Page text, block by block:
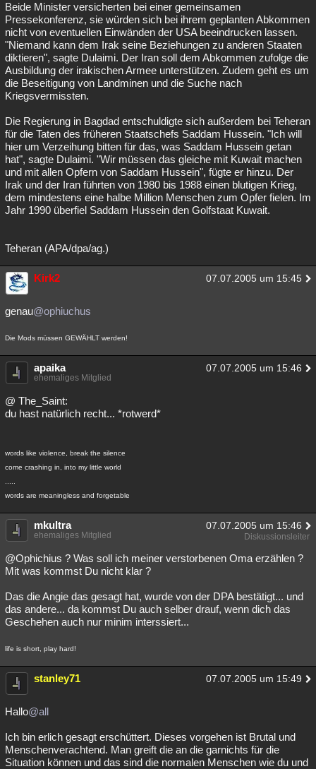
Beide Minister versicherten bei einer gemeinsamen
Pressekonferenz, sie würden sich bei ihrem geplanten Abkommen
nicht von eventuellen Einwänden der USA beeindrucken lassen.
"Niemand kann dem Irak seine Beziehungen zu anderen Staaten
diktieren", sagte Dulaimi. Der Iran soll dem Abkommen zufolge die
Ausbildung der irakischen Armee unterstützen. Zudem geht es um
die Beseitigung von Landminen und die Suche nach
Kriegsvermissten.
Die Regierung in Bagdad entschuldigte sich außerdem bei Teheran
für die Taten des früheren Staatschefs Saddam Hussein. "Ich will
hier um Verzeihung bitten für das, was Saddam Hussein getan
hat", sagte Dulaimi. "Wir müssen das gleiche mit Kuwait machen
und mit allen Opfern von Saddam Hussein", fügte er hinzu. Der
Irak und der Iran führten von 1980 bis 1988 einen blutigen Krieg,
dem mindestens eine halbe Million Menschen zum Opfer fielen. Im
Jahr 1990 überfiel Saddam Hussein den Golfstaat Kuwait.
Teheran (APA/dpa/ag.)
Kirk2 07.07.2005 um 15:45
genau@ophiuchus
Die Mods müssen GEWÄHLT werden!
apaika 07.07.2005 um 15:46
ehemaliges Mitglied
@ The_Saint:
du hast natürlich recht... *rotwerd*
words like violence, break the silence
come crashing in, into my little world
words are meaningless and forgetable
mkultra 07.07.2005 um 15:46
ehemaliges Mitglied Diskussionsleiter
@Ophichius ? Was soll ich meiner verstorbenen Oma erzählen ?
Mit was kommst Du nicht klar ?
Das die Angie das gesagt hat, wurde von der DPA bestätigt... und
das andere... da kommst Du auch selber drauf, wenn dich das
Geschehen auch nur minim interssiert...
life is short, play hard!
stanley71 07.07.2005 um 15:49
Hallo@all
Ich bin erlich gesagt erschüttert. Dieses vorgehen ist Brutal und
Menschenverachtend. Man greift die an die garnichts für die
Situation können und das sind die normalen Menschen wie du und